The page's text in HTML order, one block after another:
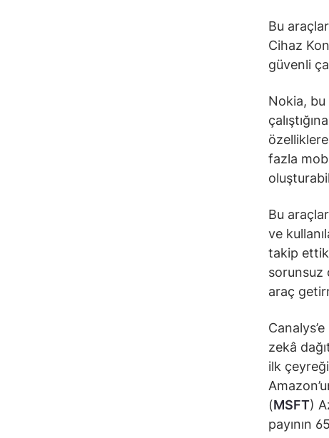
Bu
Cihaz
güvenli
Nokia, bu
fazla
Bu
ve
takip
sorunsuz
araç
zekâ
ilk
(MSFT)
payının